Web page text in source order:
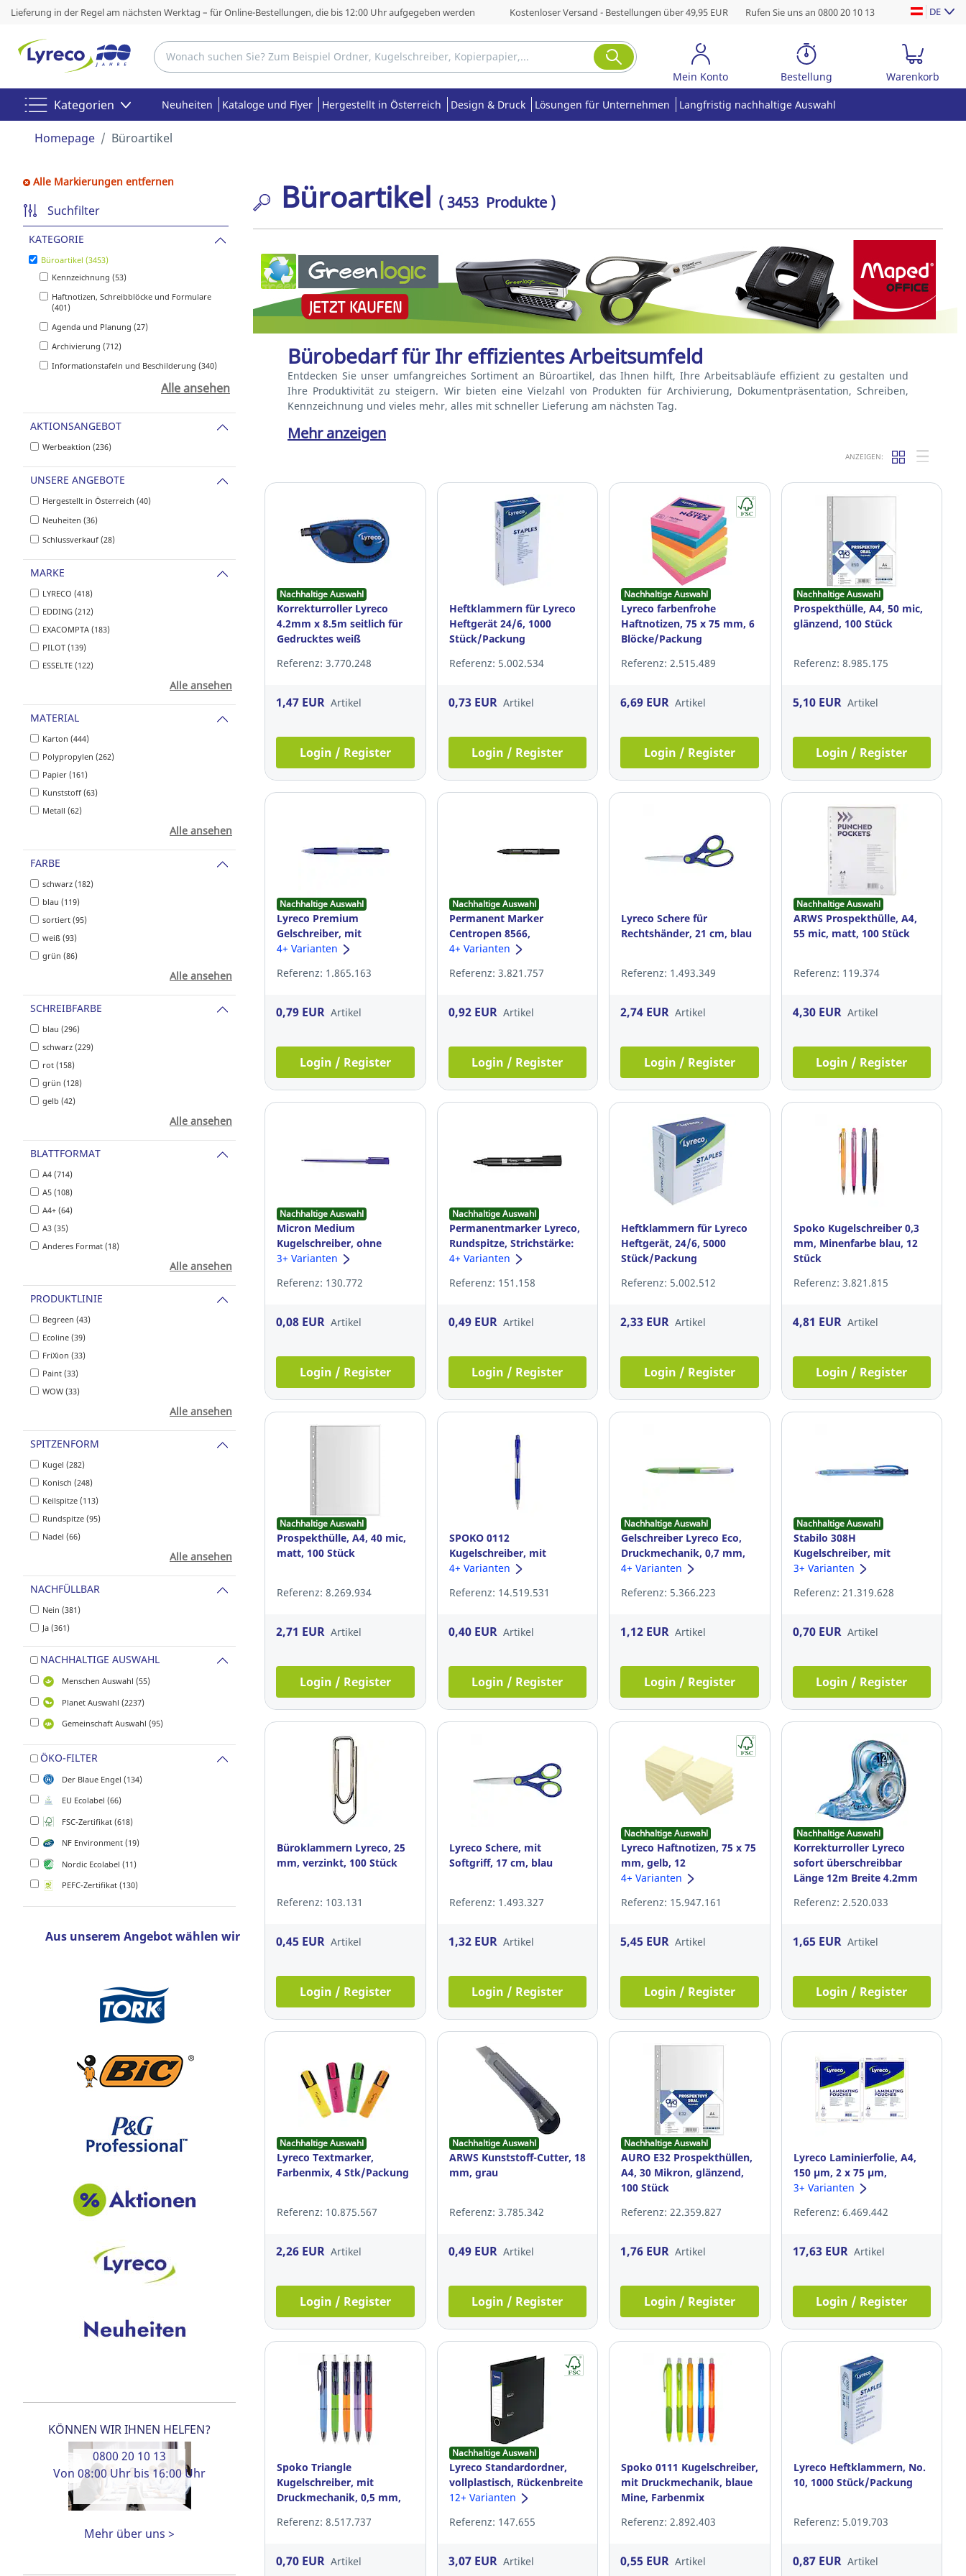
Lieferung in der Regel am nächsten Werktag – für Online-Bestellungen, die bis 12:00 Uhr aufgegeben werden Kostenloser Versand - Bestellungen über 49,95 EUR Rufen Sie uns an 0800 20 10 13 DE
Mein Konto Bestellung Warenkorb
Kategorien Neuheiten Kataloge und Flyer Hergestellt in Österreich Design & Druck Lösungen für Unternehmen Langfristig nachhaltige Auswahl
Homepage Büroartikel
Alle Markierungen entfernen
Suchfilter
KATEGORIE
Büroartikel (3453)
Kennzeichnung (53)
Haftnotizen, Schreibblöcke und Formulare
(401)
Agenda und Planung (27)
Archivierung (712)
Informationstafeln und Beschilderung (340)
Alle ansehen
AKTIONSANGEBOT
Werbeaktion (236)
UNSERE ANGEBOTE
Hergestellt in Österreich (40)
Neuheiten (36)
Schlussverkauf (28)
MARKE
LYRECO (418)
EDDING (212)
EXACOMPTA (183)
PILOT (139)
ESSELTE (122)
Alle ansehen
MATERIAL
Karton (444)
Polypropylen (262)
Papier (161)
Kunststoff (63)
Metall (62)
Alle ansehen
FARBE
schwarz (182)
blau (119)
sortiert (95)
weiß (93)
grün (86)
Alle ansehen
SCHREIBFARBE
blau (296)
schwarz (229)
rot (158)
grün (128)
gelb (42)
Alle ansehen
BLATTFORMAT
A4 (714)
A5 (108)
A4+ (64)
A3 (35)
Anderes Format (18)
Alle ansehen
PRODUKTLINIE
Begreen (43)
Ecoline (39)
FriXion (33)
Paint (33)
WOW (33)
Alle ansehen
SPITZENFORM
Kugel (282)
Konisch (248)
Keilspitze (113)
Rundspitze (95)
Nadel (66)
Alle ansehen
NACHFÜLLBAR
Nein (381)
Ja (361)
NACHHALTIGE AUSWAHL
Menschen Auswahl (55)
Planet Auswahl (2237)
Gemeinschaft Auswahl (95)
ÖKO-FILTER
Der Blaue Engel (134)
EU Ecolabel (66)
FSC-Zertifikat (618)
NF Environment (19)
Nordic Ecolabel (11)
PEFC-Zertifikat (130)
Aus unserem Angebot wählen wir
KÖNNEN WIR IHNEN HELFEN?
0800 20 10 13
Von 08:00 Uhr bis 16:00 Uhr
Mehr über uns >
Büroartikel ( 3453 Produkte )
Bürobedarf für Ihr effizientes Arbeitsumfeld
Entdecken Sie unser umfangreiches Sortiment an Büroartikel, das Ihnen hilft, Ihre Arbeitsabläufe effizient zu gestalten und
Ihre Produktivität zu steigern. Wir bieten eine Vielzahl von Produkten für Archivierung, Dokumentpräsentation, Schreiben,
Kennzeichnung und vieles mehr, alles mit schneller Lieferung am nächsten Tag.
Mehr anzeigen
ANZEIGEN:
Nachhaltige Auswahl
Korrekturroller Lyreco
4.2mm x 8.5m seitlich für
Gedrucktes weiß
Referenz: 3.770.248
1,47 EUR Artikel
Login / Register
Heftklammern für Lyreco
Heftgerät 24/6, 1000
Stück/Packung
Referenz: 5.002.534
0,73 EUR Artikel
Login / Register
Nachhaltige Auswahl
Lyreco farbenfrohe
Haftnotizen, 75 x 75 mm, 6
Blöcke/Packung
Referenz: 2.515.489
6,69 EUR Artikel
Login / Register
Nachhaltige Auswahl
Prospekthülle, A4, 50 mic,
glänzend, 100 Stück
Referenz: 8.985.175
5,10 EUR Artikel
Login / Register
Nachhaltige Auswahl
Lyreco Premium
Gelschreiber, mit
Druckmechanik, 0,7 mm,
4+ Varianten
Referenz: 1.865.163
0,79 EUR Artikel
Login / Register
Nachhaltige Auswahl
Permanent Marker
Centropen 8566,
Rundspitze, schwarz
4+ Varianten
Referenz: 3.821.757
0,92 EUR Artikel
Login / Register
Lyreco Schere für
Rechtshänder, 21 cm, blau
Referenz: 1.493.349
2,74 EUR Artikel
Login / Register
Nachhaltige Auswahl
ARWS Prospekthülle, A4,
55 mic, matt, 100 Stück
Referenz: 119.374
4,30 EUR Artikel
Login / Register
Nachhaltige Auswahl
Micron Medium
Kugelschreiber, ohne
Druckmechanik, 1 mm,
3+ Varianten
Referenz: 130.772
0,08 EUR Artikel
Login / Register
Nachhaltige Auswahl
Permanentmarker Lyreco,
Rundspitze, Strichstärke:
1,5-3mm, schwarz
4+ Varianten
Referenz: 151.158
0,49 EUR Artikel
Login / Register
Heftklammern für Lyreco
Heftgerät, 24/6, 5000
Stück/Packung
Referenz: 5.002.512
2,33 EUR Artikel
Login / Register
Spoko Kugelschreiber 0,3
mm, Minenfarbe blau, 12
Stück
Referenz: 3.821.815
4,81 EUR Artikel
Login / Register
Nachhaltige Auswahl
Prospekthülle, A4, 40 mic,
matt, 100 Stück
Referenz: 8.269.934
2,71 EUR Artikel
Login / Register
SPOKO 0112
Kugelschreiber, mit
Druckmechanik, 0,5 mm,
4+ Varianten
Referenz: 14.519.531
0,40 EUR Artikel
Login / Register
Nachhaltige Auswahl
Gelschreiber Lyreco Eco,
Druckmechanik, 0,7 mm,
blau
4+ Varianten
Referenz: 5.366.223
1,12 EUR Artikel
Login / Register
Nachhaltige Auswahl
Stabilo 308H
Kugelschreiber, mit
Druckmechanik, 0,38 mm,
3+ Varianten
Referenz: 21.319.628
0,70 EUR Artikel
Login / Register
Büroklammern Lyreco, 25
mm, verzinkt, 100 Stück
Referenz: 103.131
0,45 EUR Artikel
Login / Register
Lyreco Schere, mit
Softgriff, 17 cm, blau
Referenz: 1.493.327
1,32 EUR Artikel
Login / Register
Nachhaltige Auswahl
Lyreco Haftnotizen, 75 x 75
mm, gelb, 12
Blöcke/Packung
4+ Varianten
Referenz: 15.947.161
5,45 EUR Artikel
Login / Register
Nachhaltige Auswahl
Korrekturroller Lyreco
sofort überschreibbar
Länge 12m Breite 4.2mm
Referenz: 2.520.033
1,65 EUR Artikel
Login / Register
Nachhaltige Auswahl
Lyreco Textmarker,
Farbenmix, 4 Stk/Packung
Referenz: 10.875.567
2,26 EUR Artikel
Login / Register
Nachhaltige Auswahl
ARWS Kunststoff-Cutter, 18
mm, grau
Referenz: 3.785.342
0,49 EUR Artikel
Login / Register
Nachhaltige Auswahl
AURO E32 Prospekthüllen,
A4, 30 Mikron, glänzend,
100 Stück
Referenz: 22.359.827
1,76 EUR Artikel
Login / Register
Lyreco Laminierfolie, A4,
150 μm, 2 x 75 μm,
glänzend, 100 Stück
3+ Varianten
Referenz: 6.469.442
17,63 EUR Artikel
Login / Register
Spoko Triangle
Kugelschreiber, mit
Druckmechanik, 0,5 mm,
Referenz: 8.517.737
0,70 EUR Artikel
Nachhaltige Auswahl
Lyreco Standardordner,
vollplastisch, Rückenbreite
8 cm, schwarz
12+ Varianten
Referenz: 147.655
3,07 EUR Artikel
Spoko 0111 Kugelschreiber,
mit Druckmechanik, blaue
Mine, Farbenmix
Referenz: 2.892.403
0,55 EUR Artikel
Lyreco Heftklammern, No.
10, 1000 Stück/Packung
Referenz: 5.019.703
0,87 EUR Artikel